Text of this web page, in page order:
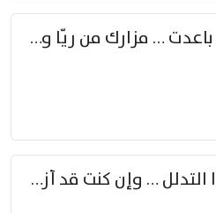
حننت إلى ريّا ونفسك باعدت … مزارك من ريّا وشعباكما معا
أفاطم مهلا بعض هذا التدلل … وإن كنت قد أزمعت صرمي فأجملي